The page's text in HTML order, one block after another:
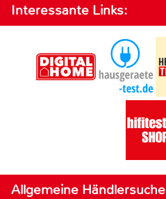
Interessante Links:
Allgemeine Händlersuche